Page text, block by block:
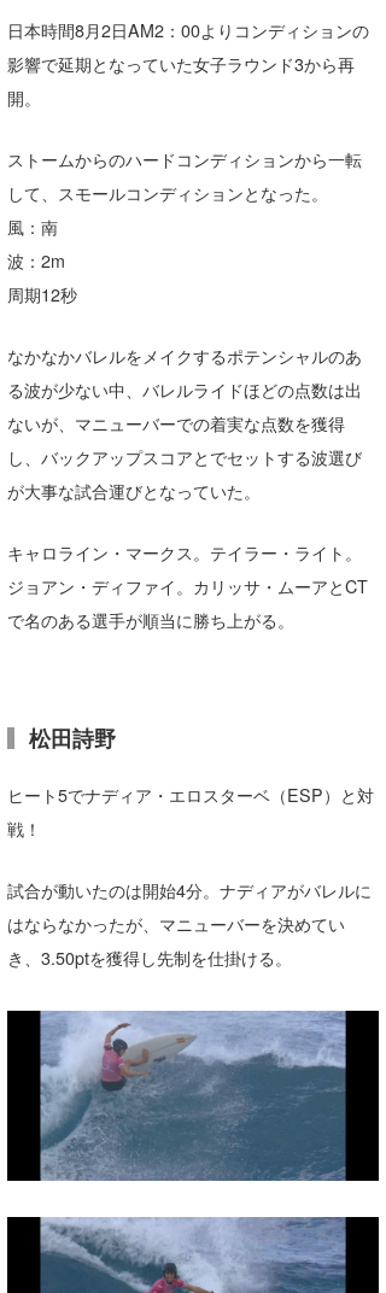
日本時間8月2日AM2：00よりコンディションの
影響で延期となっていた女子ラウンド3から再
開。
ストームからのハードコンディションから一転
して、スモールコンディションとなった。
風：南
波：2m
周期12秒
なかなかバレルをメイクするポテンシャルのあ
る波が少ない中、バレルライドほどの点数は出
ないが、マニューバーでの着実な点数を獲得
し、バックアップスコアとでセットする波選び
が大事な試合運びとなっていた。
キャロライン・マークス。テイラー・ライト。
ジョアン・ディファイ。カリッサ・ムーアとCT
で名のある選手が順当に勝ち上がる。
松田詩野
ヒート5でナディア・エロスターベ（ESP）と対
戦！
試合が動いたのは開始4分。ナディアがバレルに
はならなかったが、マニューバーを決めてい
き、3.50ptを獲得し先制を仕掛ける。
Yasunari Inoue
arukasvision
CBA Films
Colors MAGAZINE
福島寿実子
嵯峨明日香
田原啓江
NOBUFUKU
喜納海人
波伝説スタッフ
+☆maki☆+
chan-U
G◎Da
KID
KY
MIN
Soulman
waka☆=
YUKI☆
たっちー
ハンマー
まっきー
三輪予報士
上田純子